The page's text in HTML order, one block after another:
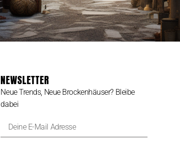
NEWSLETTER
Neue Trends, Neue Brockenhäuser? Bleibe
dabei